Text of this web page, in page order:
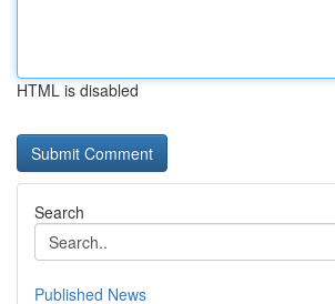
HTML is disabled
Search
Published News